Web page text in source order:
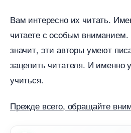
ам интересно их читать.
читаете с особым
значит, эти авторы умеют
зацепить читателя. И именно
учиться.
Прежде всего, обращайте